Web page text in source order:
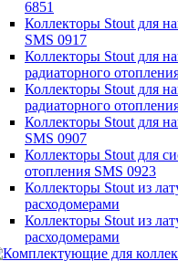
6851
Коллекторы Stout для
SMS 0917
Коллекторы Stout для
радиаторного
Коллекторы Stout для
радиаторного
Коллекторы Stout для
SMS 0907
Коллекторы Stout для
отопления SMS 0923
Коллекторы Stout из
расходомерами
Коллекторы Stout из
расходомерами